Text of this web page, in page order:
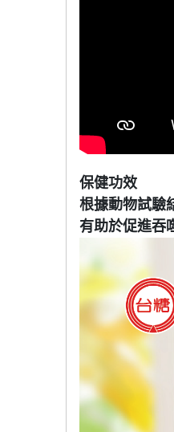
保健功效
根據動物試驗
有助於促進吞